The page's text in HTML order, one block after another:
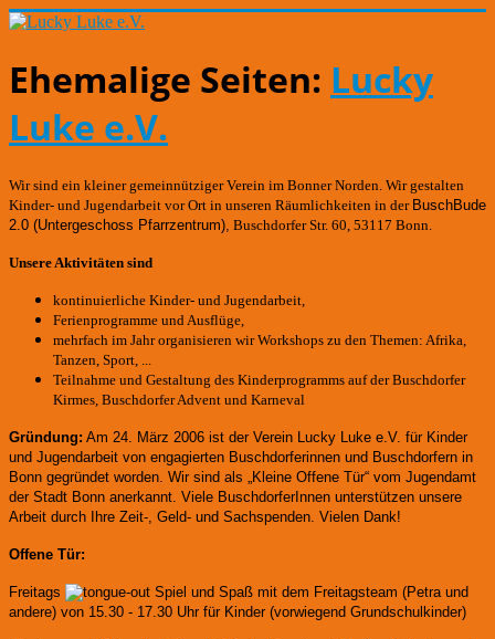
Ehemalige Seiten: Lucky
Luke e.V.
Wir sind ein kleiner gemeinnütziger Verein im Bonner Norden. Wir gestalten
Kinder- und Jugendarbeit vor Ort in unseren Räumlichkeiten in der BuschBude
2.0 (Untergeschoss Pfarrzentrum) Buschdorfer Str. 60, 53117 Bonn.
Unsere Aktivitäten sind
kontinuierliche Kinder- und Jugendarbeit,
Ferienprogramme und Ausflüge,
mehrfach im Jahr organisieren wir Workshops zu den Themen: Afrika,
Tanzen, Sport, ...
Teilnahme und Gestaltung des Kinderprogramms auf der Buschdorfer
Kirmes, Buschdorfer Advent und Karneval
Gründung: Am 24. März 2006 ist der Verein Lucky Luke e.V. für Kinder
und Jugendarbeit von engagierten Buschdorferinnen und Buschdorfern in
Bonn gegründet worden. Wir sind als „Kleine Offene Tür“ vom Jugendamt
der Stadt Bonn anerkannt. Viele BuschdorferInnen unterstützen unsere
Arbeit durch Ihre Zeit-, Geld- und Sachspenden. Vielen Dank!
Offene Tür:
Freitags
Spiel und Spaß mit dem Freitagsteam (Petra und
andere) von 15.30 - 17.30 Uhr für Kinder (vorwiegend Grundschulkinder)